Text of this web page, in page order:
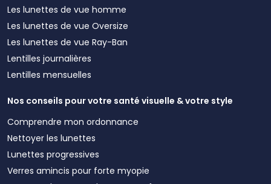
Les lunettes de vue homme
Les lunettes de vue Oversize
Les lunettes de vue Ray-Ban
Lentilles journalières
Lentilles mensuelles
Nos conseils pour votre santé visuelle & votre style
Comprendre mon ordonnance
Nettoyer les lunettes
Lunettes progressives
Verres amincis pour forte myopie